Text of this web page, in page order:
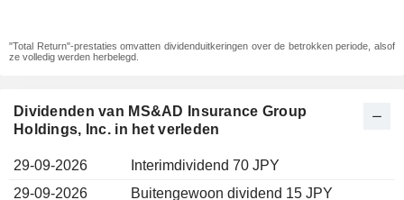
"Total Return"-prestaties omvatten dividenduitkeringen over de betrokken periode, alsof
ze volledig werden herbelegd.
Dividenden van MS&AD Insurance Group
Holdings, Inc. in het verleden
29-09-2026
Interimdividend 70 JPY
29-09-2026
Buitengewoon dividend 15 JPY